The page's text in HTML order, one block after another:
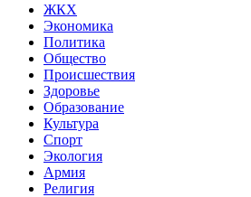
ЖКХ
Экономика
Политика
Общество
Происшествия
Здоровье
Образование
Культура
Спорт
Экология
Армия
Религия